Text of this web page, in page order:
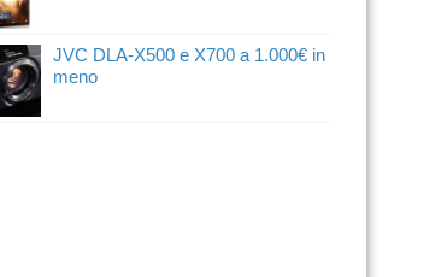
JVC DLA-X500 e X700 a 1.000€ in
meno